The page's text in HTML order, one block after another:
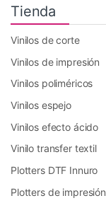
Tienda
Vinilos de corte
Vinilos de impresión
Vinilos poliméricos
Vinilos espejo
Vinilos efecto ácido
Vinilo transfer textil
Plotters DTF Innuro
Plotters de impresión